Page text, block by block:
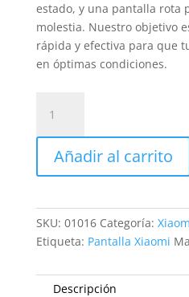
estado, y una pantalla rota
molestia. Nuestro objetivo
rápida y efectiva para que
en óptimas condiciones.
Pantalla
Xiaomi
Redmi
Note
Pro
5G
cantidad
Añadir al carrito
SKU: 01016 Categoría:
Etiqueta: Pantalla Xiaomi
Descripción